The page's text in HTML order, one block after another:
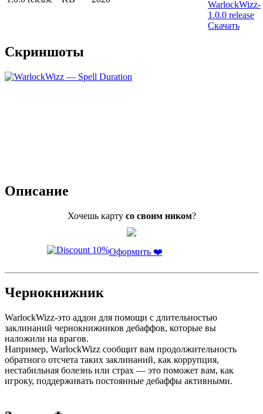
Скачать
Скриншоты
Описание
Хочешь карту со своим ником?
Оформить ❤️
Чернокнижник
WarlockWizz-это аддон для помощи с длительностью
заклинаний чернокнижников дебаффов, которые вы
наложили на врагов.
Например, WarlockWizz сообщит вам продолжительность
обратного отсчета таких заклинаний, как коррупция,
нестабильная болезнь или страх — это поможет вам, как
игроку, поддерживать постоянные дебаффы активными.